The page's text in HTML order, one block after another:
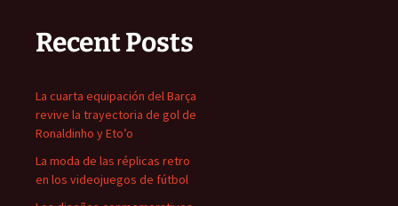
Recent Posts
La cuarta equipación del Barça
revive la trayectoria de gol de
Ronaldinho y Eto’o
La moda de las réplicas retro
en los videojuegos de fútbol